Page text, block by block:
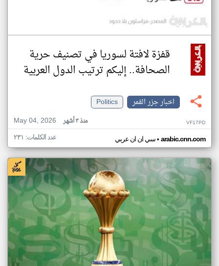
قفزة لافتة لسوريا في تصنيف حرية
الصحافة.. إليكم ترتيب الدول العربية
اخبار جزر القمر
Politics
May 04, 2026
منذ ٣ أشهر VF17PD
سي ان ان عربي• arabic.cnn.com عدد الكلمات: ٢٣١